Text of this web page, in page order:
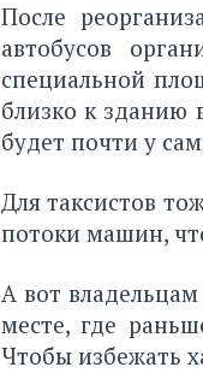
После
автобусов
специальной
близко к зданию
будет почти у
Для таксистов
потоки машин,
А вот
месте, где
Чтобы избежать